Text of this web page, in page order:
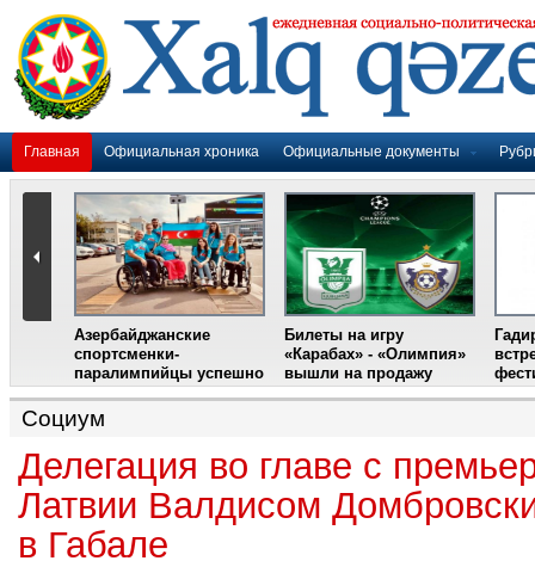
Главная Официальная хроника Официальные документы
Азербайджанские
спортсменки-
паралимпийцы успешно
выступили на III
Международном
фестивале парашютного
Билеты на игру
«Карабах» - «Олимпия»
вышли на продажу
Социум
Делегация во главе с
Латвии Валдисом
в Габале